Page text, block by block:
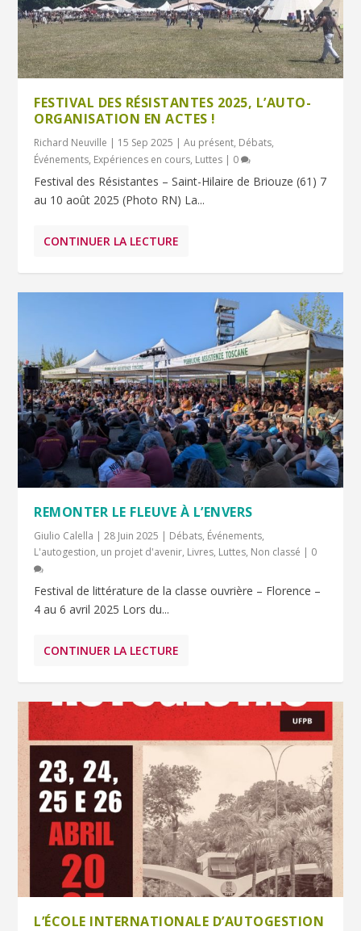
FESTIVAL DES RÉSISTANTES 2025, L’AUTO-
ORGANISATION EN ACTES !
Richard Neuville | 15 Sep 2025 |Au présent, Débats,
Événements, Expériences en cours, Luttes | 0
Festival des Résistantes – Saint-Hilaire de Briouze (61) 7
au 10 août 2025 (Photo RN) La...
CONTINUER LA LECTURE
REMONTER LE FLEUVE À L’ENVERS
Giulio Calella |28 Juin 2025 | Débats, Événements,
L'autogestion, un projet d'avenir, Livres, Luttes, Non classé | 0
Festival de littérature de la classe ouvrière – Florence –
4 au 6 avril 2025 Lors du...
CONTINUER LA LECTURE
L’ÉCOLE INTERNATIONALE D’AUTOGESTION